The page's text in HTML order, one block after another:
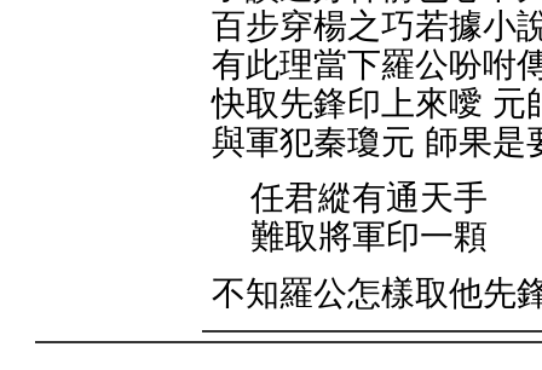
百步穿楊之巧若據小
有此理當下羅公吩咐
快取先鋒印上來噯 元
與軍犯秦瓊元 師果是
任君縱有通天手
難取將軍印一顆
不知羅公怎樣取他先